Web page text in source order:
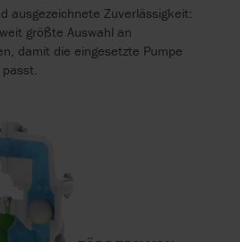
ausgezeichnete Zuverlässigkeit:
größte Auswahl an
damit die eingesetzte Pumpe